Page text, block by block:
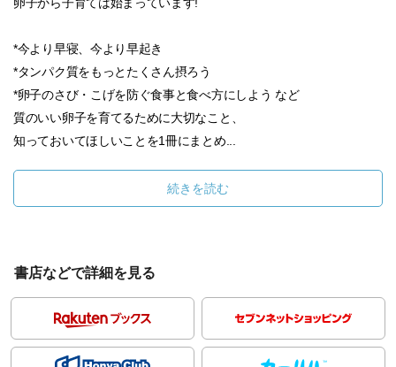
*今より早寝、今より早起き
*タンパク質をもっとたくさん摂ろう
*卵子のさび・こげを防ぐ食事と食べ方にしよう など
質のいい卵子を育てるために大切なこと、
知っておいてほしいことを1冊にまとめ...
続きを読む
書店などで詳細を見る